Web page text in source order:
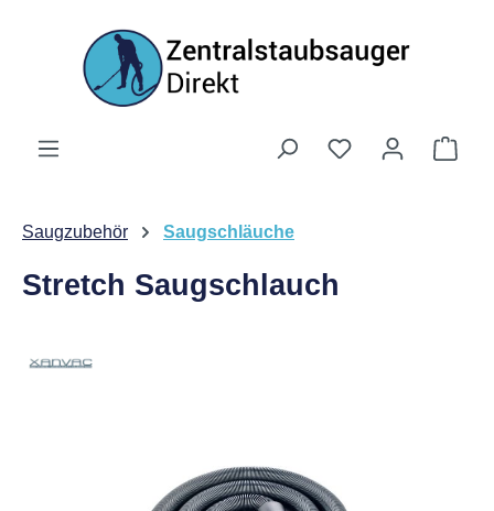
Zum Hauptinhalt springen
Saugzubehör Saugschläuche
Stretch Saugschlauch